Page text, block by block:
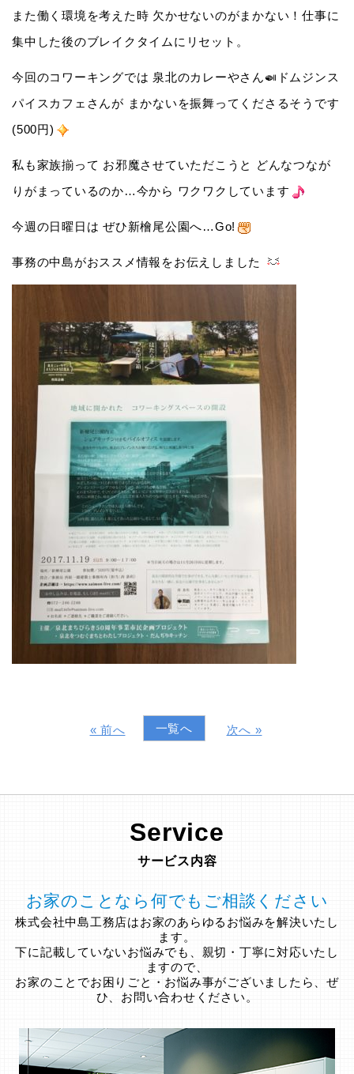
また働く環境を考えた時 欠かせないのがまかない！仕事に
集中した後のブレイクタイムにリセット。
今回のコワーキングでは 泉北のカレーやさん🍛ドムジンス
パイスカフェさんが まかないを振舞ってくださるそうです
(500円)
私も家族揃って お邪魔させていただこうと どんなつなが
りがまっているのか…今から ワクワクしています
今週の日曜日は ぜひ新檜尾公園へ…Go!
事務の中島がおススメ情報をお伝えしました
« 前へ 一覧へ 次へ »
Service
サービス内容
お家のことなら何でもご相談ください
株式会社中島工務店はお家のあらゆるお悩みを解決いたし
ます。
下に記載していないお悩みでも、親切・丁寧に対応いたし
ますので、
お家のことでお困りごと・お悩み事がございましたら、ぜ
ひ、お問い合わせください。